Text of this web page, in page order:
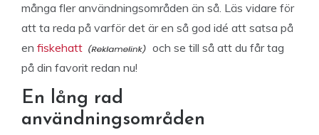
många fler användningsområden än så. Läs vidare för
att ta reda på varför det är en så god idé att satsa på
en fiskehatt
och se till så att du får tag
på din favorit redan nu!
En lång rad
användningsområden